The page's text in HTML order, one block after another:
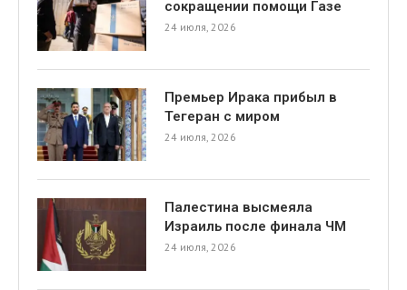
сокращении помощи Газе
24 июля, 2026
Премьер Ирака прибыл в
Тегеран с миром
24 июля, 2026
Палестина высмеяла
Израиль после финала ЧМ
24 июля, 2026